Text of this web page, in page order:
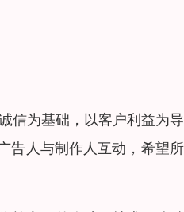
信为基础，以客户利益为
告人与制作人互动，希望